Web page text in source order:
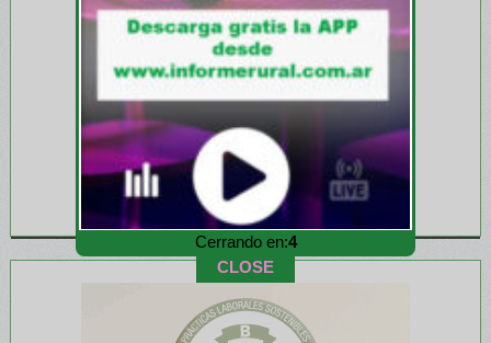
Cerrando en:2
CLOSE